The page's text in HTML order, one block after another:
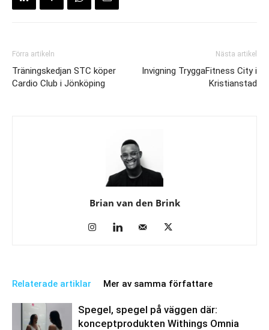
Förra artikeln
Träningskedjan STC köper
Cardio Club i Jönköping
Nästa artikel
Invigning TryggaFitness City i
Kristianstad
Brian van den Brink
Relaterade artiklar Mer av samma författare
Spegel, spegel på väggen där:
konceptprodukten Withings Omnia